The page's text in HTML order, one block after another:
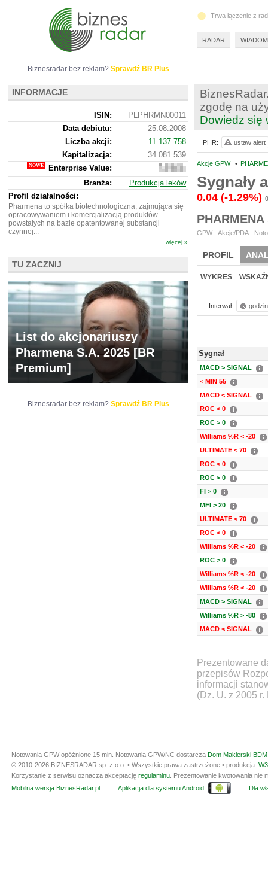
zgodę na
Dowiedz się
Akcje GPW •
Sygnały
0.04 (-1.29%)
GPW - Akcje/PDA -
PROFIL
BR LAB
WYKRES
Interwał:
Sygnał
MACD > SIGNAL
< MIN 55
MACD < SIGNAL
ROC < 0
ROC > 0
Williams %R < -20
ULTIMATE < 70
ROC < 0
ROC > 0
FI > 0
MFI > 20
ULTIMATE < 70
ROC < 0
Williams %R < -20
ROC > 0
Williams %R < -20
Williams %R < -20
MACD > SIGNAL
Williams %R > -80
MACD < SIGNAL
Prezentowane
przepisów
informacji
(Dz. U. z 2005
PHR: ustaw alert
Biznesradar bez reklam? Sprawdź BR Plus
INFORMACJE
ISIN:
PLPHRMN00011
Data debiutu:
25.08.2008
Liczba akcji:
11 137 758
Kapitalizacja:
34 081 539
Enterprise Value:
34
010
539
Branża:
Produkcja leków
Profil działalności:
Pharmena to spółka biotechnologiczna, zajmująca się
opracowywaniem i komercjalizacją produktów
powstałych na bazie opatentowanej substancji
czynnej...
więcej »
TU ZACZNIJ
List do akcjonariuszy
Pharmena S.A. 2025 [BR
Premium]
Biznesradar bez reklam? Sprawdź BR Plus
Trwa łączenie z
RADAR
Notowania GPW opóźnione 15 min. Notowania GPW/NC dostarcza Dom Maklerski
© 2010-2026 BIZNESRADAR sp. z o.o. • Wszystkie prawa zastrzeżone • produkcja:
Korzystanie z serwisu oznacza akceptację regulaminu . Prezentowanie kwotowania
Mobilna wersja BiznesRadar.pl
Aplikacja dla systemu Android Dla